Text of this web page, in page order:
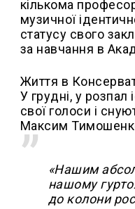
кількома
музичної
статусу свого
за навчання в
Життя в
У грудні, у розпал
свої голоси і
Максим
«Нашим
нашому
до колони